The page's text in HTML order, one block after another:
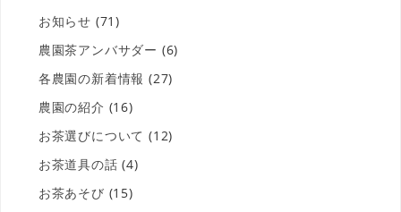
お知らせ (71)
農園茶アンバサダー (6)
各農園の新着情報 (27)
農園の紹介 (16)
お茶選びについて (12)
お茶道具の話 (4)
お茶あそび (15)